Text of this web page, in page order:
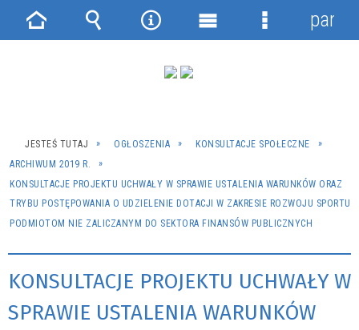
JESTEŚ TUTAJ OGŁOSZENIA
KONSULTACJE SPOŁECZNE
ARCHIWUM 2019 R.
KONSULTACJE PROJEKTU UCHWAŁY W SPRAWIE USTALENIA WARUNKÓW ORAZ
TRYBU POSTĘPOWANIA O UDZIELENIE DOTACJI W ZAKRESIE ROZWOJU SPORTU
PODMIOTOM NIE ZALICZANYM DO SEKTORA FINANSÓW PUBLICZNYCH
KONSULTACJE PROJEKTU UCHWAŁY W
SPRAWIE USTALENIA WARUNKÓW
Strona Wyszukiwarka
NarzędziaMenu
Menu
panel